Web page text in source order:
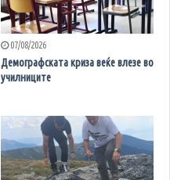
07/08/2026
Демографската криза веќе влезе во
училниците